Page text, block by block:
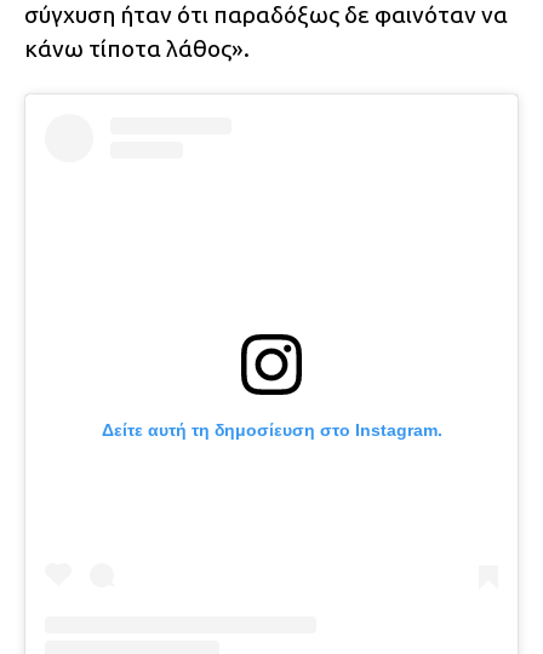
σύγχυση ήταν ότι παραδόξως δε φαινόταν να
κάνω τίποτα λάθος».
Δείτε αυτή τη δημοσίευση στο Instagram.